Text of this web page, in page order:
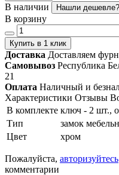
В наличии Нашли дешевле?
В корзину
Купить в 1 клик
Доставка Доставляем
Самовывоз Республика
21
Оплата Наличный и
Характеристики Отзывы
В комплекте ключ - 2 шт.,
Тип
замок
Цвет
хром
Пожалуйста, авторизуйтесь
комментарии